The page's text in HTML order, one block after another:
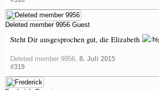
Deleted member 9956 Guest
Steht Dir ausgesprochen gut, die Elizabeth
Deleted member 9956, 8. Juli 2015
#319